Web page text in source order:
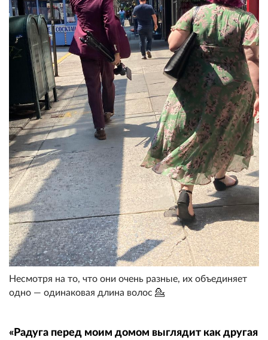
Несмотря на то, что они очень разные, их объединяет
одно — одинаковая длина волос 💁
«Радуга перед моим домом выглядит как другая